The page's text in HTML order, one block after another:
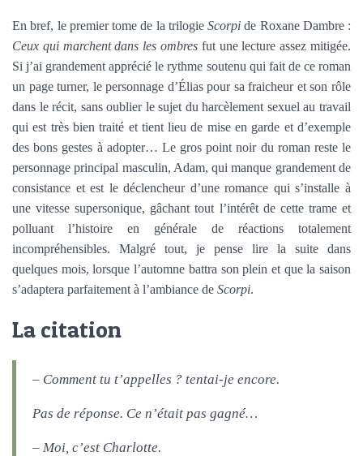
En bref, le premier tome de la trilogie Scorpi de Roxane Dambre :
Ceux qui marchent dans les ombres fut une lecture assez mitigée.
Si j’ai grandement apprécié le rythme soutenu qui fait de ce roman
un page turner, le personnage d’Élias pour sa fraicheur et son rôle
dans le récit, sans oublier le sujet du harcèlement sexuel au travail
qui est très bien traité et tient lieu de mise en garde et d’exemple
des bons gestes à adopter… Le gros point noir du roman reste le
personnage principal masculin, Adam, qui manque grandement de
consistance et est le déclencheur d’une romance qui s’installe à
une vitesse supersonique, gâchant tout l’intérêt de cette trame et
polluant l’histoire en générale de réactions totalement
incompréhensibles. Malgré tout, je pense lire la suite dans
quelques mois, lorsque l’automne battra son plein et que la saison
s’adaptera parfaitement à l’ambiance de Scorpi.
La citation
– Comment tu t’appelles ? tentai-je encore.
Pas de réponse. Ce n’était pas gagné…
– Moi, c’est Charlotte.